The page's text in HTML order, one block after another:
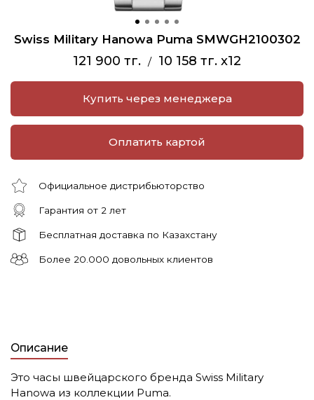
Swiss Military Hanowa Puma SMWGH2100302
121 900 тг. / 10 158 тг. x12
Купить через менеджера
Оплатить картой
Официальное дистрибьюторство
Гарантия от 2 лет
Бесплатная доставка по Казахстану
Более 20.000 довольных клиентов
Описание
Это часы швейцарского бренда Swiss Military
Hanowa из коллекции Puma.